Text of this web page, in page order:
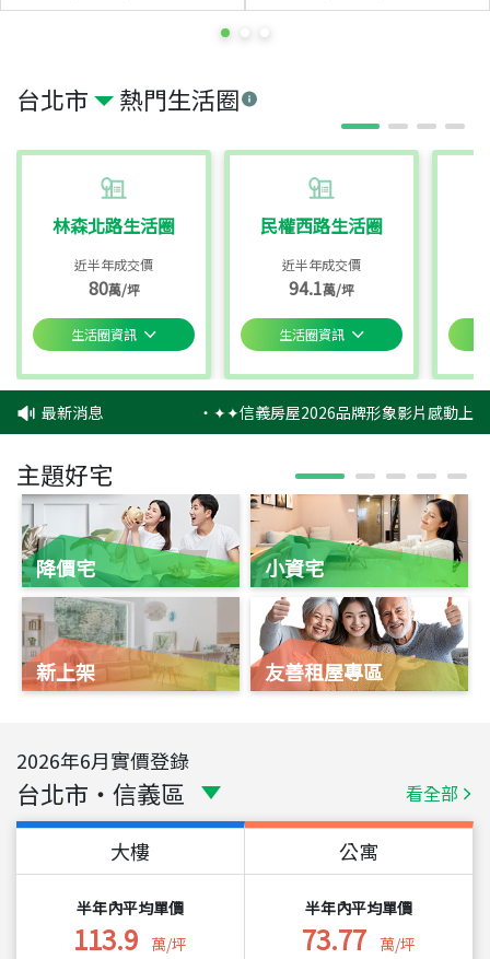
台北市 熱門生活圈
林森北路生活圈
近半年成交價
80萬/坪
生活圈資訊
民權西路生活圈
近半年成交價
94.1萬/坪
生活圈資訊
最新消息 ‧✦✦信義房屋2026品牌形象影片感動上
主題好宅
降價宅
新上架
小資宅
友善租屋專區
2026年6月實價登錄
台北市 ・ 信義區 看全部
大樓
半年內平均單價
113.9 萬/坪
公寓
半年內平均單價
73.77 萬/坪